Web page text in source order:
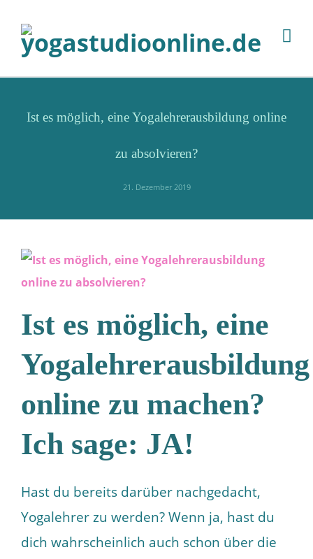
Ist es möglich, eine Yogalehrerausbildung online
zu absolvieren?
21. Dezember 2019
Ist es möglich, eine
Yogalehrerausbildung
online zu machen?
Ich sage: JA!
Hast du bereits darüber nachgedacht,
Yogalehrer zu werden? Wenn ja, hast du
dich wahrscheinlich auch schon über die